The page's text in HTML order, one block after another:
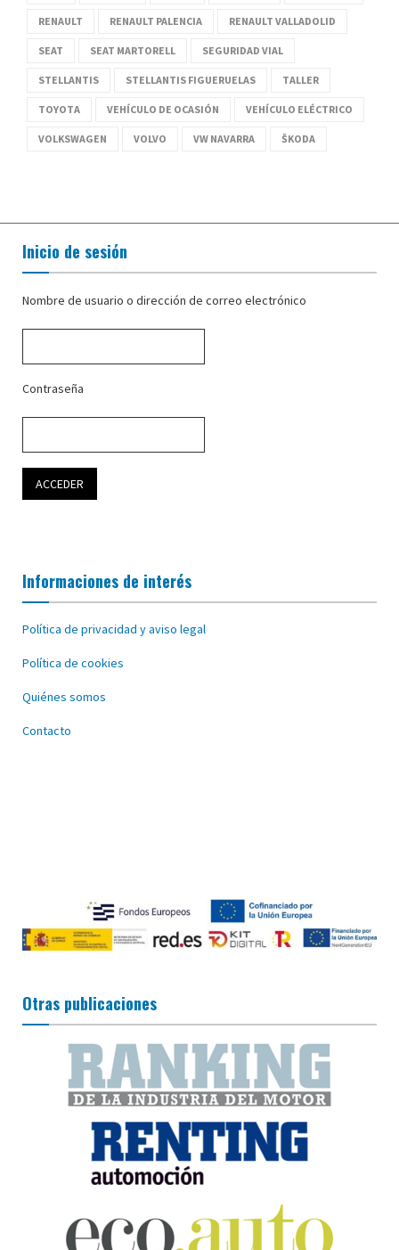
RENAULT RENAULT PALENCIA RENAULT VALLADOLID
SEAT SEAT MARTORELL SEGURIDAD VIAL
STELLANTIS STELLANTIS FIGUERUELAS TALLER
TOYOTA VEHÍCULO DE OCASIÓN VEHÍCULO ELÉCTRICO
VOLKSWAGEN VOLVO VW NAVARRA ŠKODA
Inicio de sesión
Nombre de usuario o dirección de correo electrónico
Contraseña
Informaciones de interés
Política de privacidad y aviso legal
Política de cookies
Quiénes somos
Contacto
Otras publicaciones